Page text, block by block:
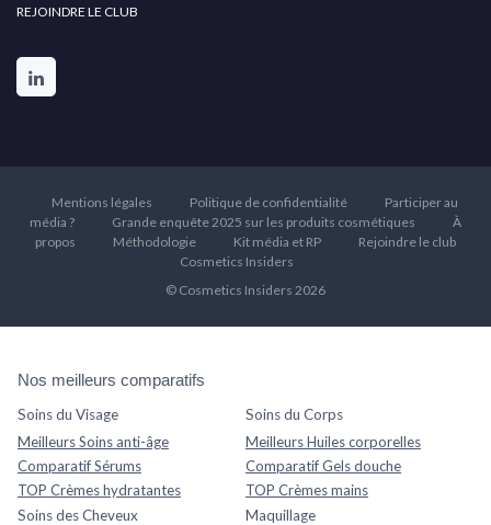
REJOINDRE LE CLUB
Mentions légales Politique de confidentialité
Participer au
média ?
Grande enquête 2025 sur les produits cosmétiques
À
propos
Méthodologie Kit média et RP
Rejoindre le club
Cosmetics Insiders
© Cosmetics Insiders 2026
Nos meilleurs comparatifs
Soins du Visage
Meilleurs Soins anti-âge
Comparatif Sérums
TOP Crèmes hydratantes
Soins du Corps
Meilleurs Huiles corporelles
Comparatif Gels douche
TOP Crèmes mains
Soins des Cheveux
Maquillage